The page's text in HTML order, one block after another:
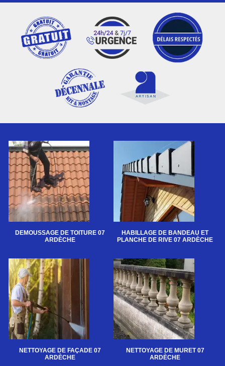
DEMOUSSAGE DE TOITURE 07
ARDÈCHE
HABILLAGE DE BANDEAU ET
PLANCHE DE RIVE 07 ARDÈCHE
NETTOYAGE DE FAÇADE 07
ARDÈCHE
NETTOYAGE DE MURET 07
ARDÈCHE